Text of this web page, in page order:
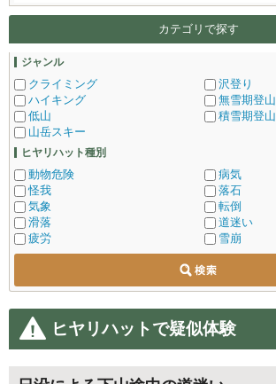
カテゴリで探す
ジャンル
クライミング
ハイキング
低山
山岳スキー
沢登り
無雪期登山
積雪期登山
ヒヤリハット種別
動物危険
怪我
気象
滑落
疲労
病気
落石
転倒
道迷い
雪崩
ヒヤリハットで疑似体験